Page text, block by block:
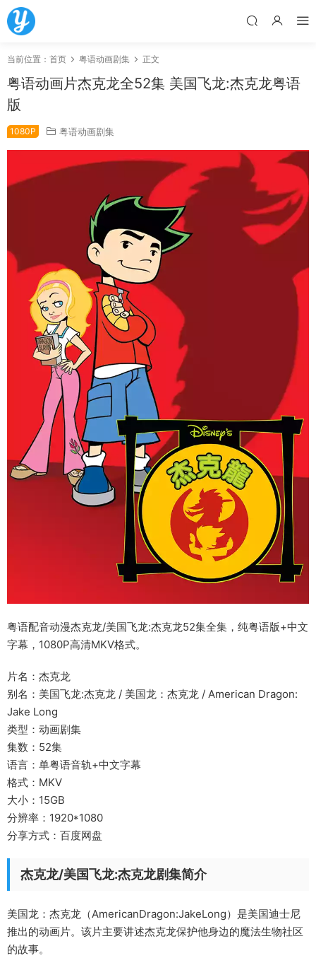
当前位置： 首页 粤语动画剧集 正文
粤语动画片杰克龙全52集 美国飞龙:杰克龙粤语
版
1080P 粤语动画剧集
粤语配音动漫杰克龙/美国飞龙:杰克龙52集全集，纯粤语版+中文
字幕，1080P高清MKV格式。
片名：杰克龙
别名：美国飞龙:杰克龙 / 美国龙：杰克龙 / American Dragon:
Jake Long
类型：动画剧集
集数：52集
语言：单粤语音轨+中文字幕
格式：MKV
大小：15GB
分辨率：1920*1080
分享方式：百度网盘
杰克龙/美国飞龙:杰克龙剧集简介
美国龙：杰克龙（AmericanDragon:JakeLong）是美国迪士尼
推出的动画片。该片主要讲述杰克龙保护他身边的魔法生物社区
的故事。